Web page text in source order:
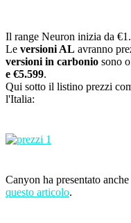
Il range Neuron inizia da
Le versioni AL avranno
versioni in carbonio sono
e €5.599.
Qui sotto il listino prezzi
l'Italia:
Canyon ha presentato
questo articolo.